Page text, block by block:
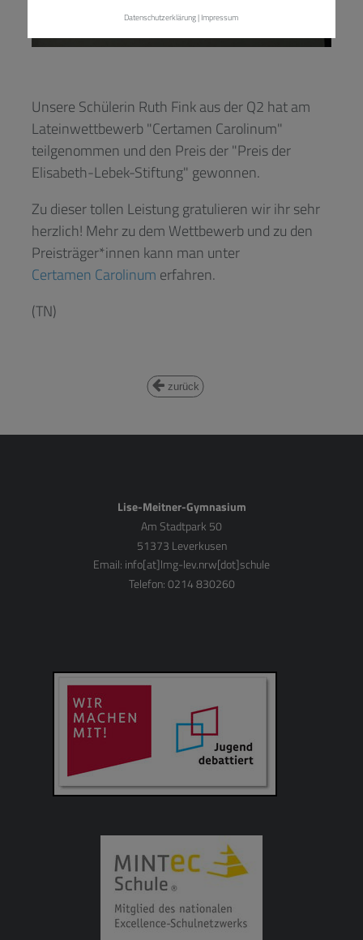
Unsere Schülerin Ruth Fink aus der Q2 hat am
Lateinwettbewerb "Certamen Carolinum"
teilgenommen und den Preis der "Preis der
Elisabeth-Lebek-Stiftung" gewonnen.
Zu dieser tollen Leistung gratulieren wir ihr sehr
herzlich! Mehr zu dem Wettbewerb und zu den
Preisträger*innen kann man unter
Certamen Carolinum erfahren.
(TN)
zurück
Lise-Meitner-Gymnasium
Am Stadtpark 50
51373 Leverkusen
Email: info[at]lmg-lev.nrw[dot]schule
Telefon: 0214 830260
Datenschutzerklärung|Impressum